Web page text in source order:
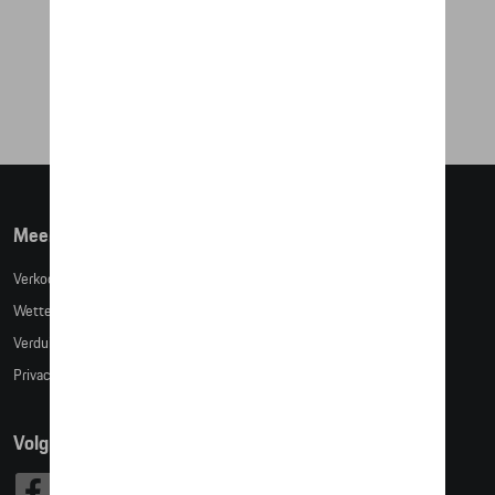
Meer info
Verkoopsvoorwaarden
Wettelijke bepalingen
Verduidelijking kledingmaten
Privacybeleid
Volg Ons